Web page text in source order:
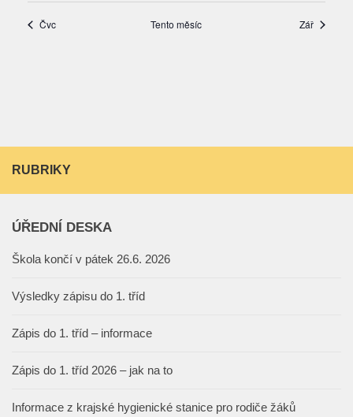
RUBRIKY
ÚŘEDNÍ DESKA
Škola končí v pátek 26.6. 2026
Výsledky zápisu do 1. tříd
Zápis do 1. tříd – informace
Zápis do 1. tříd 2026 – jak na to
Informace z krajské hygienické stanice pro rodiče žáků